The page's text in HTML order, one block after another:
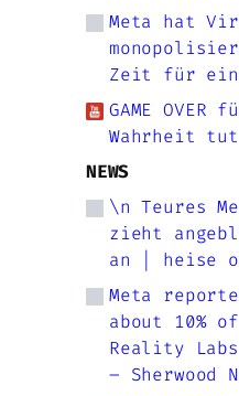
Meta hat
Zeit für
GAME
Wahrheit
NEWS
\n Teures
zieht
an | heise
Meta
about 10%
Reality
– Sherwood